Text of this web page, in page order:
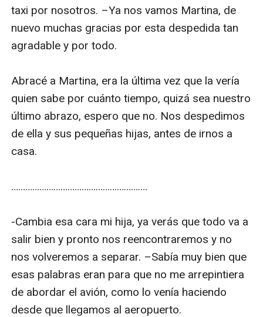
taxi por nosotros. –Ya nos vamos Martina, de
nuevo muchas gracias por esta despedida tan
agradable y por todo.
Abracé a Martina, era la última vez que la vería
quien sabe por cuánto tiempo, quizá sea nuestro
último abrazo, espero que no. Nos despedimos
de ella y sus pequeñas hijas, antes de irnos a
casa.
………………………………………………….
-Cambia esa cara mi hija, ya verás que todo va a
salir bien y pronto nos reencontraremos y no
nos volveremos a separar. –Sabía muy bien que
esas palabras eran para que no me arrepintiera
de abordar el avión, como lo venía haciendo
desde que llegamos al aeropuerto.